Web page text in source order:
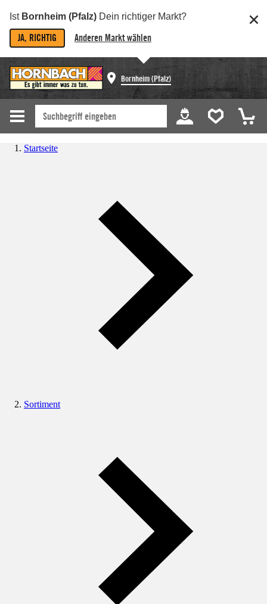
Ist Bornheim (Pfalz) Dein richtiger Markt?
JA, RICHTIG Anderen Markt wählen
Bornheim (Pfalz)
Startseite
Sortiment